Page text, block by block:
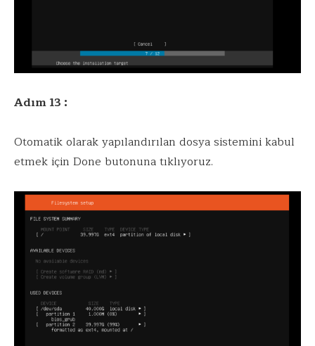
Adım 13 :
Otomatik olarak yapılandırılan dosya sistemini kabul
etmek için Done butonuna tıklıyoruz.